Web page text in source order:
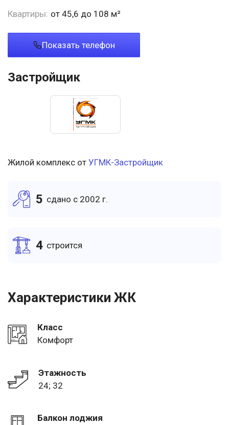
Квартиры: от 45,6 до 108 м²
Показать телефон
Застройщик
Жилой комплекс от УГМК-Застройщик
5 cдано c 2002 г.
4 cтроится
Характеристики ЖК
Класс
Комфорт
Этажность
24; 32
Балкон лоджия